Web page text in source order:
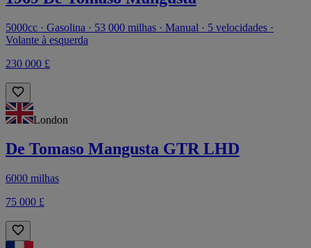
5000cc · Gasolina · 53 000 milhas · Manual · 5 velocidades ·
Volante à esquerda
230 000 £
London
De Tomaso Mangusta GTR LHD
6000 milhas
75 000 £